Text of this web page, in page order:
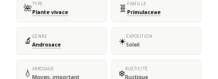
🌺TYPE
Plante vivace 🧬 FAMILLE
Primulaceae
🔬 GENRE
Androsace ☀️EXPOSITION
Soleil
💧 ARROSAGE
Moyen, important ❄️RUSTICITÉ
Rustique